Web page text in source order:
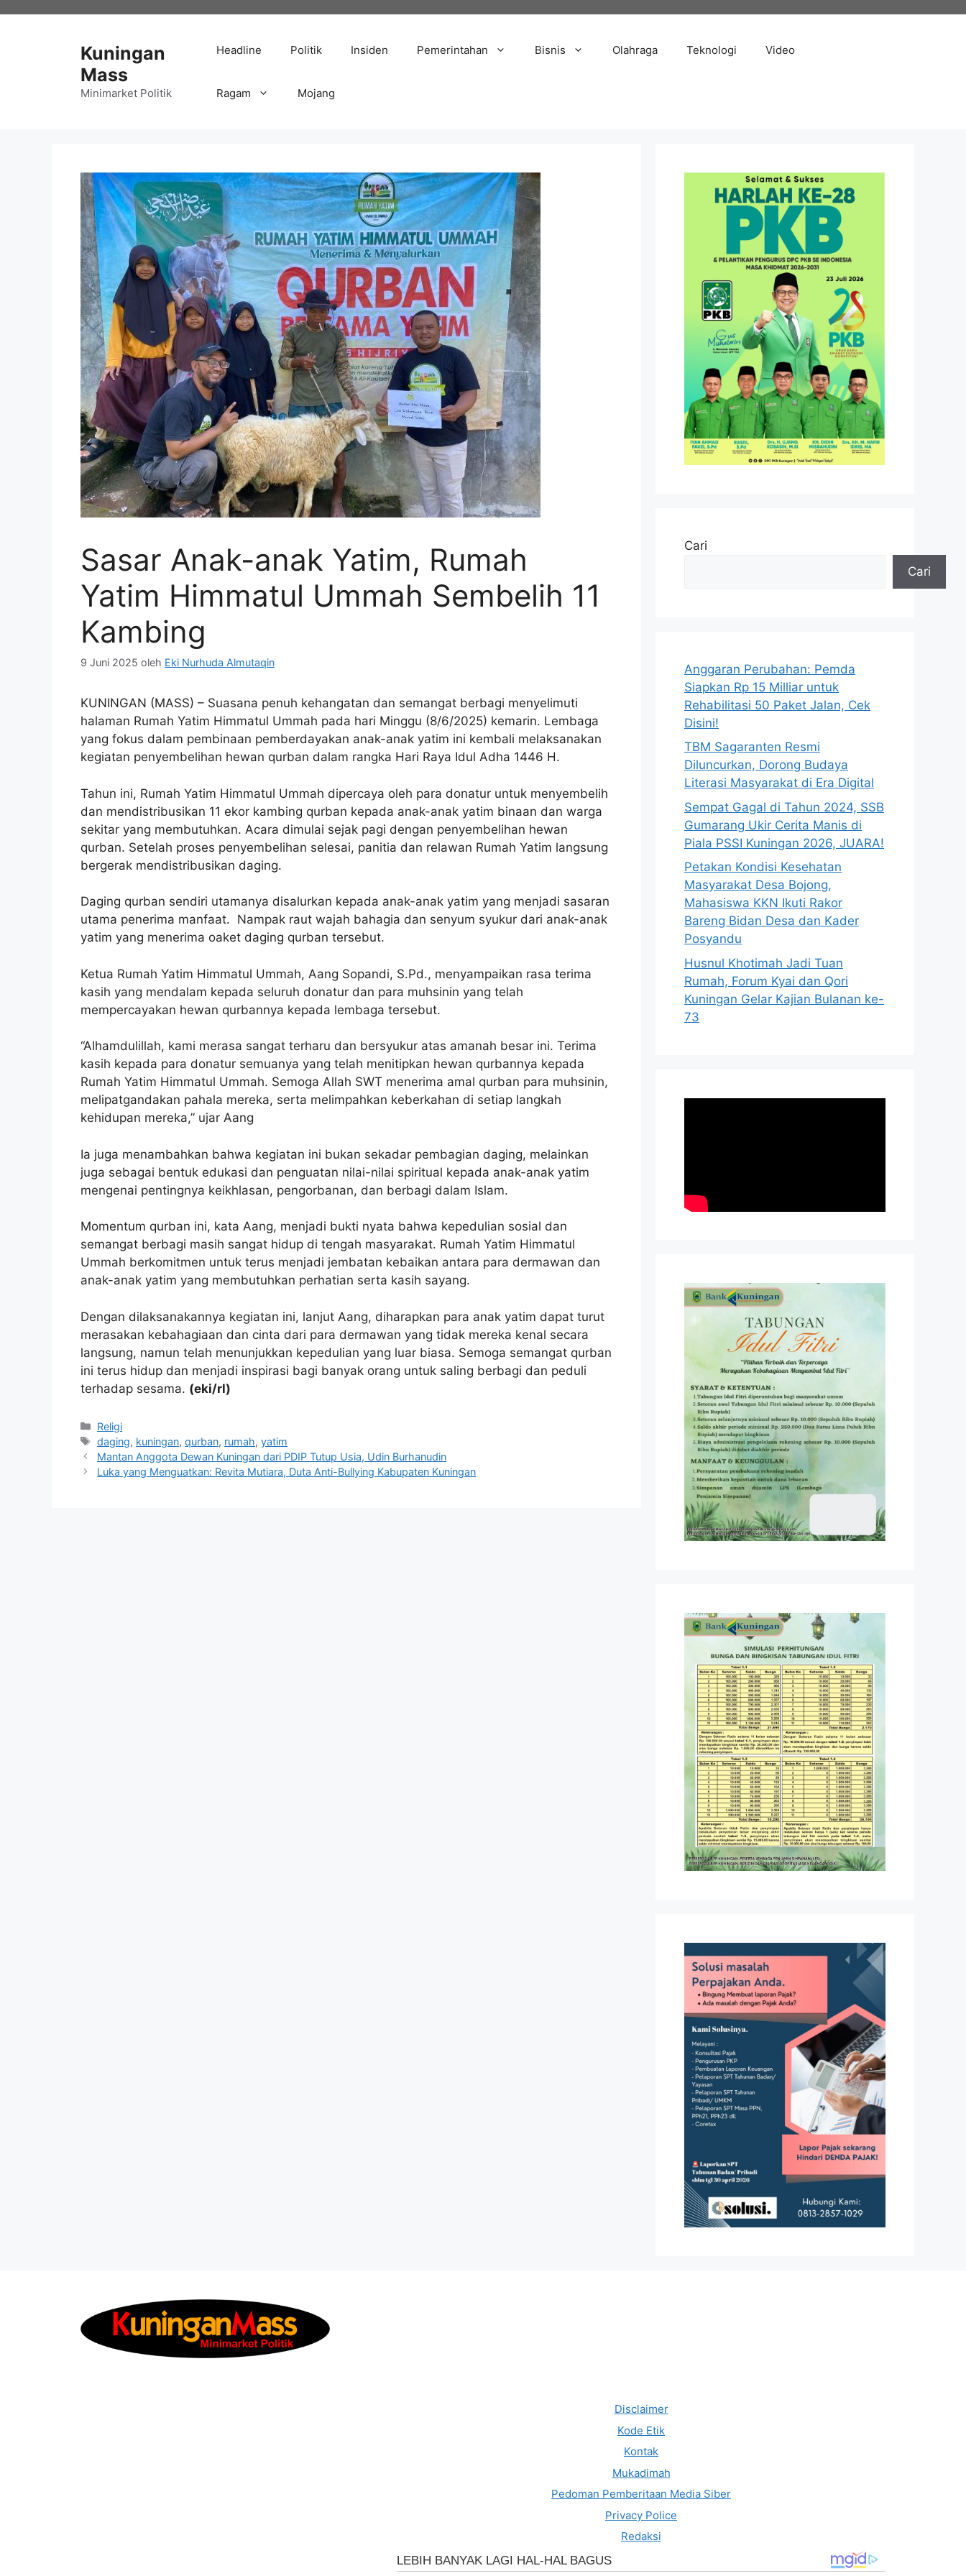
Kuningan
Mass
Minimarket Politik
Headline Politik Insiden Pemerintahan Bisnis Olahraga Teknologi Video
Ragam Mojang
Sasar Anak-anak Yatim, Rumah
Yatim Himmatul Ummah Sembelih 11
Kambing
9 Juni 2025 oleh Eki Nurhuda Almutaqin
KUNINGAN (MASS) – Suasana penuh kehangatan dan semangat berbagi menyelimuti
halaman Rumah Yatim Himmatul Ummah pada hari Minggu (8/6/2025) kemarin. Lembaga
yang fokus dalam pembinaan pemberdayakan anak-anak yatim ini kembali melaksanakan
kegiatan penyembelihan hewan qurban dalam rangka Hari Raya Idul Adha 1446 H.
Tahun ini, Rumah Yatim Himmatul Ummah dipercaya oleh para donatur untuk menyembelih
dan mendistribusikan 11 ekor kambing qurban kepada anak-anak yatim binaan dan warga
sekitar yang membutuhkan. Acara dimulai sejak pagi dengan penyembelihan hewan
qurban. Setelah proses penyembelihan selesai, panitia dan relawan Rumah Yatim langsung
bergerak mendistribusikan daging.
Daging qurban sendiri utamanya disalurkan kepada anak-anak yatim yang menjadi sasaran
utama penerima manfaat. Nampak raut wajah bahagia dan senyum syukur dari anak-anak
yatim yang menerima oaket daging qurban tersebut.
Ketua Rumah Yatim Himmatul Ummah, Aang Sopandi, S.Pd., menyampaikan rasa terima
kasih yang mendalam kepada seluruh donatur dan para muhsinin yang telah
mempercayakan hewan qurbannya kepada lembaga tersebut.
“Alhamdulillah, kami merasa sangat terharu dan bersyukur atas amanah besar ini. Terima
kasih kepada para donatur semuanya yang telah menitipkan hewan qurbannya kepada
Rumah Yatim Himmatul Ummah. Semoga Allah SWT menerima amal qurban para muhsinin,
melipatgandakan pahala mereka, serta melimpahkan keberkahan di setiap langkah
kehidupan mereka,” ujar Aang
Ia juga menambahkan bahwa kegiatan ini bukan sekadar pembagian daging, melainkan
juga sebagai bentuk edukasi dan penguatan nilai-nilai spiritual kepada anak-anak yatim
mengenai pentingnya keikhlasan, pengorbanan, dan berbagi dalam Islam.
Momentum qurban ini, kata Aang, menjadi bukti nyata bahwa kepedulian sosial dan
semangat berbagi masih sangat hidup di tengah masyarakat. Rumah Yatim Himmatul
Ummah berkomitmen untuk terus menjadi jembatan kebaikan antara para dermawan dan
anak-anak yatim yang membutuhkan perhatian serta kasih sayang.
Dengan dilaksanakannya kegiatan ini, lanjut Aang, diharapkan para anak yatim dapat turut
merasakan kebahagiaan dan cinta dari para dermawan yang tidak mereka kenal secara
langsung, namun telah menunjukkan kepedulian yang luar biasa. Semoga semangat qurban
ini terus hidup dan menjadi inspirasi bagi banyak orang untuk saling berbagi dan peduli
terhadap sesama. (eki/rl)
Kategori
Religi
Tag
daging, kuningan,qurban, rumah,yatim
Mantan Anggota Dewan Kuningan dari PDIP Tutup Usia, Udin Burhanudin
Luka yang Menguatkan: Revita Mutiara, Duta Anti-Bullying Kabupaten Kuningan
Cari
Cari
Anggaran Perubahan: Pemda
Siapkan Rp 15 Milliar untuk
Rehabilitasi 50 Paket Jalan, Cek
Disini!
TBM Sagaranten Resmi
Diluncurkan, Dorong Budaya
Literasi Masyarakat di Era Digital
Sempat Gagal di Tahun 2024, SSB
Gumarang Ukir Cerita Manis di
Piala PSSI Kuningan 2026, JUARA!
Petakan Kondisi Kesehatan
Masyarakat Desa Bojong,
Mahasiswa KKN Ikuti Rakor
Bareng Bidan Desa dan Kader
Posyandu
Husnul Khotimah Jadi Tuan
Rumah, Forum Kyai dan Qori
Kuningan Gelar Kajian Bulanan ke-
73
Disclaimer
Kode Etik
Kontak
Mukadimah
Pedoman Pemberitaan Media Siber
Privacy Police
Redaksi